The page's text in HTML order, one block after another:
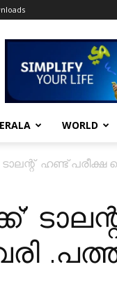
WORLD
ടാലന്റ്‌ ഹണ്ട്